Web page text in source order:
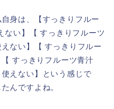
身は、【すっきりフルー
い】【 すっきりフルーツ
ない】【 すっきりフルー
すっきりフルーツ青汁
えない】という感じで
んですよね。